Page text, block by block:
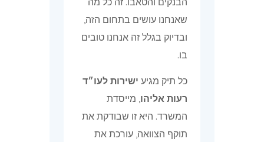
שאנחנו עושים בתחום הזה,
ובדיוק בגלל זה אנחנו טובים
בו.
כל תיק מגיע ישירות לעו״ד
רעות אליהו, מייסדת
המשרד. היא זו שבודקת את
תוקף הצוואה, עורכת את